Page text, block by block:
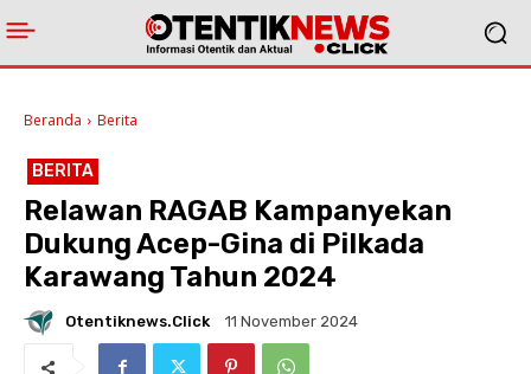
Beranda Berita
BERITA
Relawan RAGAB Kampanyekan
Dukung Acep-Gina di Pilkada
Karawang Tahun 2024
Otentiknews.click 11 November 2024